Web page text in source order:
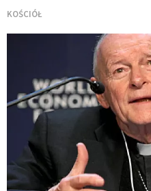
KOŚCIÓŁ